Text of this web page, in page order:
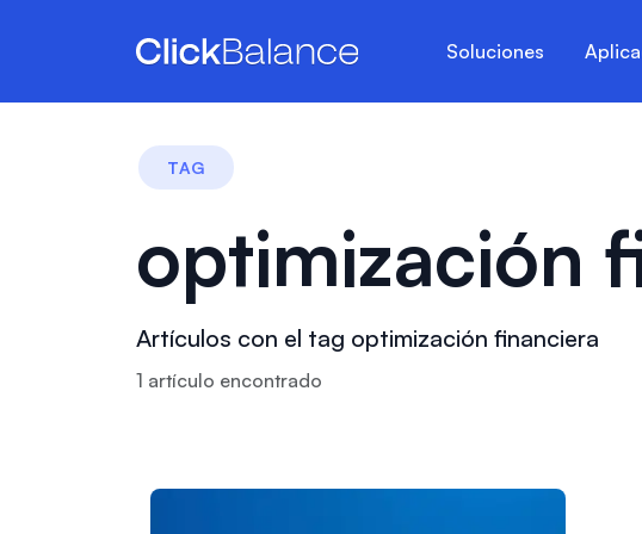
Soluciones
TAG
optimización
Artículos con el tag optimización financiera
1 artículo encontrado